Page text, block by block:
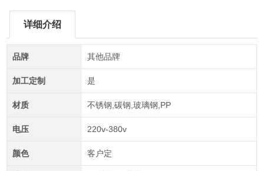
详细介绍
品牌 其他品牌
加工定制 是
材质 不锈钢,碳钢,玻璃钢,PP
电压 220v-380v
颜色 客户定